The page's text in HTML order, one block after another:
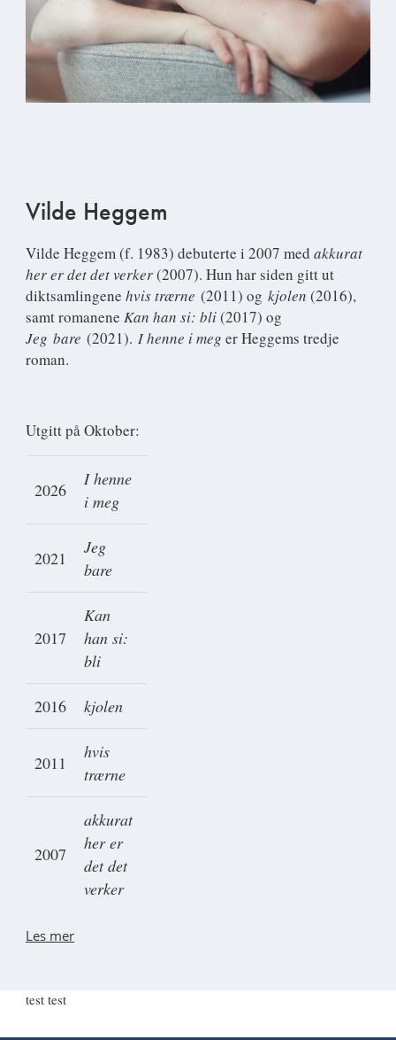
Vilde Heggem
Vilde Heggem(f. 1983) debuterte i 2007 med akkurat
her er det det verker(2007). Hun har siden gitt ut
diktsamlingene hvis trærne (2011) og kjolen (2016),
samt romanene Kan han si: bli(2017) og
Jeg bare (2021). I henne i meg er Heggems tredje
roman.
Utgitt på Oktober:
2026
I henne
i meg
2021
Jeg
bare
2017
Kan
han si:
bli
2016 kjolen
2011
hvis
trærne
2007
akkurat
her er
det det
verker
Les mer
test test